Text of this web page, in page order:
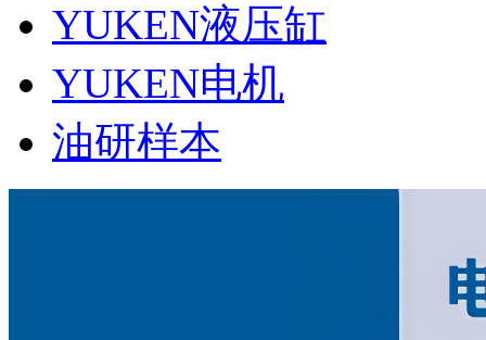
YUKEN液压缸
YUKEN电机
油研样本